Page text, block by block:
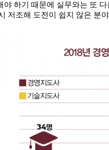
하기 때문에 실무와는 또
저조해 도전이 쉽지 않은 분